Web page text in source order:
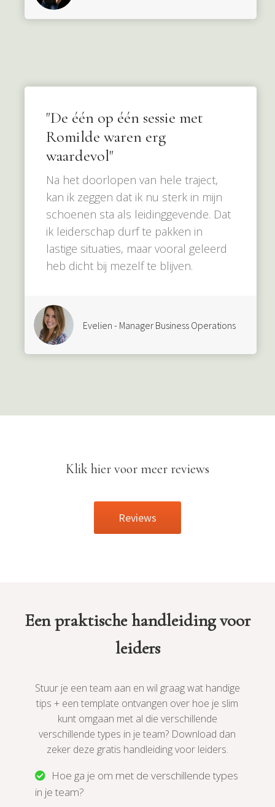
"De één op één sessie met
Romilde waren erg
waardevol"
Na het doorlopen van hele traject,
kan ik zeggen dat ik nu sterk in mijn
schoenen sta als leidinggevende. Dat
ik leiderschap durf te pakken in
lastige situaties, maar vooral geleerd
heb dicht bij mezelf te blijven.
Evelien - Manager Business Operations
Klik hier voor meer reviews
Reviews
Een praktische handleiding voor
leiders
Stuur je een team aan en wil graag wat handige
tips + een template ontvangen over hoe je slim
kunt omgaan met al die verschillende
verschillende types in je team? Download dan
zeker deze gratis handleiding voor leiders.
Hoe ga je om met de verschillende types
in je team?